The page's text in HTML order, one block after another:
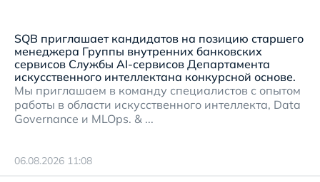
SQB приглашает кандидатов на позицию старшего
менеджера Группы внутренних банковских
сервисов Службы AI-сервисов Департамента
искусственного интеллектана конкурсной основе.
Мы приглашаем в команду специалистов с опытом
работы в области искусственного интеллекта, Data
Governance и MLOps. & ...
06.08.2026 11:08